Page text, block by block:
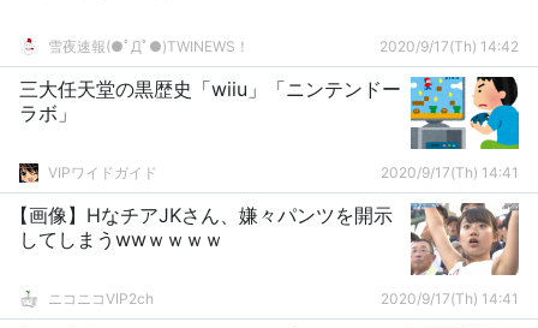
雪夜速報(●ﾟДﾟ●)TWINEWS！ 2020/9/17(Th) 14:42
三大任天堂の黒歴史「wiiu」「ニンテンドー
ラボ」
VIPワイドガイド 2020/9/17(Th) 14:41
【画像】HなチアJKさん、嫌々パンツを開示
してしまうwwｗｗｗｗ
ニコニコVIP2ch 2020/9/17(Th) 14:41